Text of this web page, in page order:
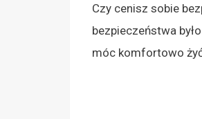
Czy cenisz sobie
bezpieczeństwa
móc komfortowo